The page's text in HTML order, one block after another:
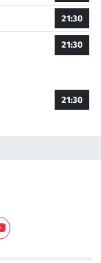
21:30
21:30
21:30